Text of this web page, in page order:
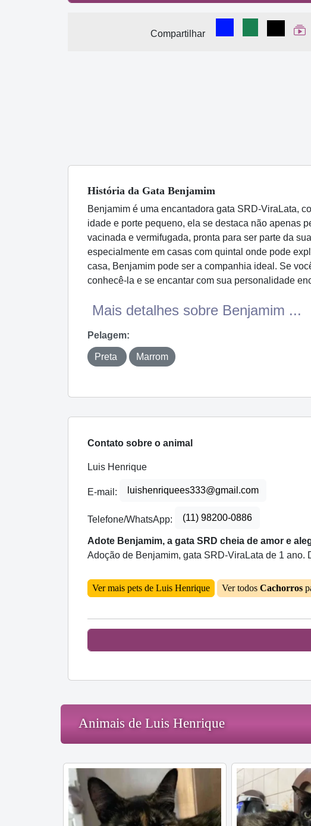
Compartilhar
Compartilhar no
Compartilhar
História da Gata Benjamim
Benjamim é uma encantadora gata SRD-ViraLata,
idade e porte pequeno, ela se destaca não apenas
vacinada e vermifugada, pronta para ser parte da
especialmente em casas com quintal onde pode
casa, Benjamim pode ser a companhia ideal. Se
conhecê-la e se encantar com sua personalidade
Mais detalhes sobre Benjamim ...
Pelagem:
Preta Marrom
Contato sobre o animal
Luis Henrique
E-mail: luishenriquees333@gmail.com
Telefone/WhatsApp: (11) 98200-0886
Adote Benjamim, a gata SRD cheia de amor e
Adoção de Benjamim, gata SRD-ViraLata de 1
Ver mais pets de Luis Henrique Ver todos Cachorros
Animais de Luis Henrique